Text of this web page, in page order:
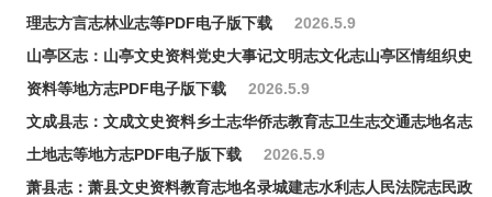
理志方言志林业志等PDF电子版下载
2026.5.9
山亭区志：山亭文史资料党史大事记文明志文化志山亭区情组织史
资料等地方志PDF电子版下载
2026.5.9
文成县志：文成文史资料乡土志华侨志教育志卫生志交通志地名志
土地志等地方志PDF电子版下载
2026.5.9
萧县志：萧县文史资料教育志地名录城建志水利志人民法院志民政